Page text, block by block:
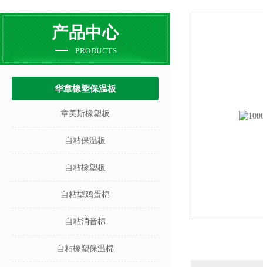
产品中心
PRODUCTS
华章橡塑保温板
章美斯橡塑板
自粘保温板
自粘橡塑板
自粘型鸡蛋棉
自粘消音棉
自粘橡塑保温棉